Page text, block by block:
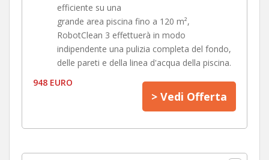
efficiente su una
grande area piscina fino a 120 m²,
RobotClean 3 effettuerà in modo
indipendente una pulizia completa del fondo,
delle pareti e della linea d'acqua della piscina.
948 EURO
> Vedi Offerta